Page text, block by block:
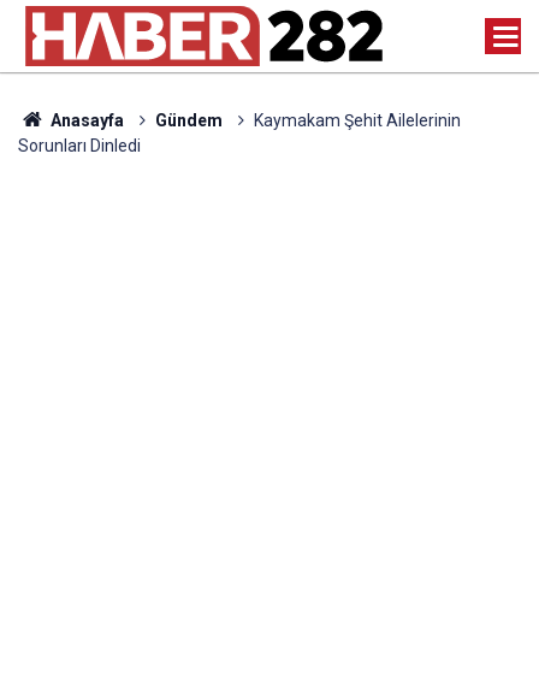
Anasayfa Gündem
Kaymakam Şehit Ailelerinin
Sorunları Dinledi